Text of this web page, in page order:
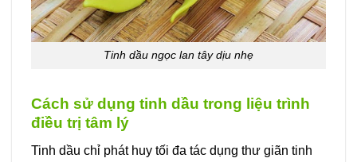
Tinh dầu ngọc lan tây dịu nhẹ
Cách sử dụng tinh dầu trong liệu trình
điều trị tâm lý
Tinh dầu chỉ phát huy tối đa tác dụng thư giãn tinh